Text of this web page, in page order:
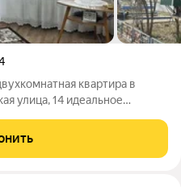
квартира в
14 идеальное
на третьем этаже